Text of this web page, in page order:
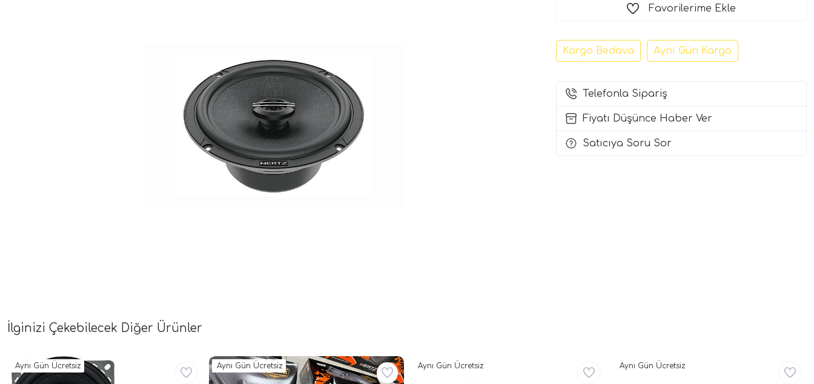
Favorilerime Ekle
Kargo Bedava Aynı Gün Kargo
Telefonla Sipariş
Fiyatı Düşünce Haber Ver
Satıcıya Soru Sor
İlginizi Çekebilecek Diğer Ürünler
Aynı Gün Ücretsiz Aynı Gün Ücretsiz Aynı Gün Ücretsiz Aynı Gün Ücretsiz